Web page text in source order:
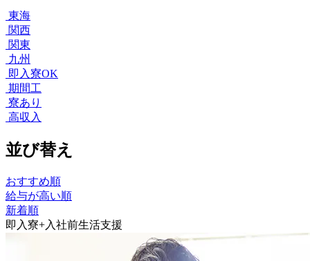
東海
関西
関東
九州
即入寮OK
期間工
寮あり
高収入
並び替え
おすすめ順
給与が高い順
新着順
即入寮+入社前生活支援